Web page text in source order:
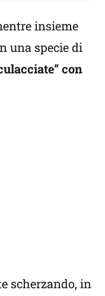
insieme
una specie di
con
scherzando, in